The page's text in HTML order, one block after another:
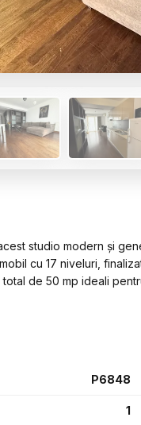
studio modern și
cu 17 niveluri,
de 50 mp ideali
și beneficiază de
în apropiere: P6848
1